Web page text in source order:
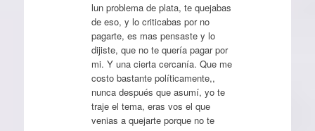
lun problema de plata, te quejabas
de eso, y lo criticabas por no
pagarte, es mas pensaste y lo
dijiste, que no te quería pagar por
mi. Y una cierta cercanía. Que me
costo bastante políticamente,,
nunca después que asumí, yo te
traje el tema, eras vos el que
venias a quejarte porque no te